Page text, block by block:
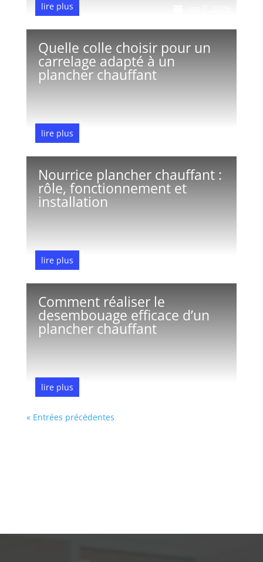
lire plus
Quelle colle choisir pour un
carrelage adapté à un
plancher chauffant
lire plus
Nourrice plancher chauffant :
rôle, fonctionnement et
installation
lire plus
Comment réaliser le
desembouage efficace d’un
plancher chauffant
lire plus
« Entrées précédentes